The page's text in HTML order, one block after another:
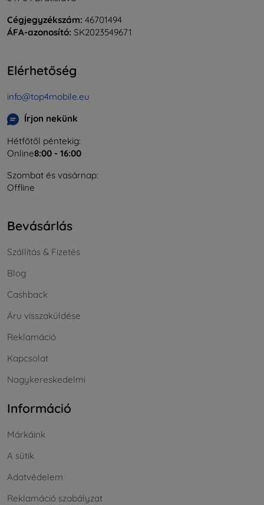
Cégjegyzékszám: 46701494
ÁFA-azonosító: SK2023549671
Elérhetőség
info@top4mobile.eu
Írjon nekünk
Hétfőtől péntekig:
Online8:00 - 16:00
Szombat és vasárnap:
Offline
Bevásárlás
Szállítás & Fizetés
Blog
Cashback
Áru visszaküldése
Reklamáció
Kapcsolat
Nagykereskedelmi
Információ
Márkáink
A sütik
Adatvédelem
Reklamáció szabályzat